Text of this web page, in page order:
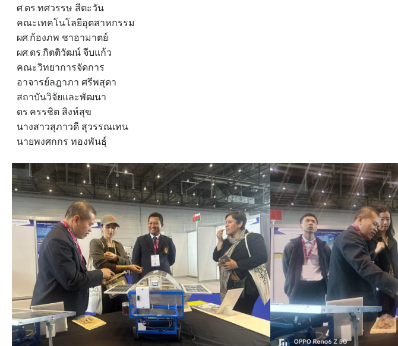
ศ.ดร.ทศวรรษ สีตะวัน
คณะเทคโนโลยีอุตสาหกรรม
ผศ.ก้องภพ ชาอามาตย์
ผศ.ดร.กิตติวัฒน์ จีบแก้ว
คณะวิทยาการจัดการ
อาจารย์ลฎาภา ศรีพสุดา
สถาบันวิจัยและพัฒนา
ดร.ครรชิต สิงห์สุข
นางสาวสุภาวดี สุวรรณเทน
นายพงศกกร ทองพันธ์ุ